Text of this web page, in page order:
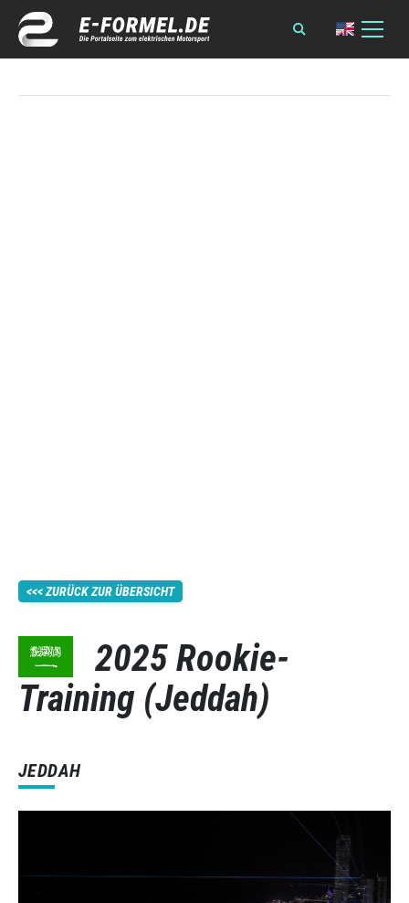
ZURÜCK ZUR ÜBERSICHT
2025 Rookie-
Training (Jeddah)
JEDDAH